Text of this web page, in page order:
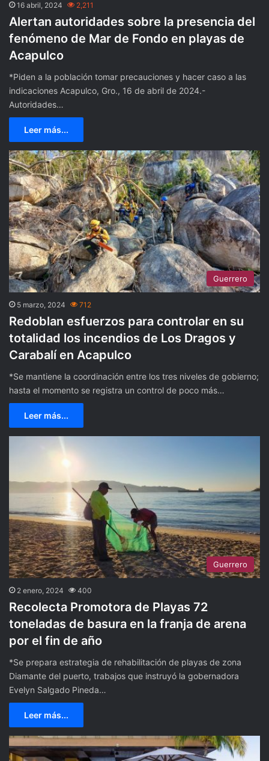
16 abril, 2024 2,211
Alertan autoridades sobre la presencia del
fenómeno de Mar de Fondo en playas de
Acapulco
*Piden a la población tomar precauciones y hacer caso a las
indicaciones Acapulco, Gro., 16 de abril de 2024.-
Autoridades…
Leer más...
Guerrero
5 marzo, 2024 712
Redoblan esfuerzos para controlar en su
totalidad los incendios de Los Dragos y
Carabalí en Acapulco
*Se mantiene la coordinación entre los tres niveles de gobierno;
hasta el momento se registra un control de poco más…
Leer más...
Guerrero
2 enero, 2024 400
Recolecta Promotora de Playas 72
toneladas de basura en la franja de arena
por el fin de año
*Se prepara estrategia de rehabilitación de playas de zona
Diamante del puerto, trabajos que instruyó la gobernadora
Evelyn Salgado Pineda…
Leer más...